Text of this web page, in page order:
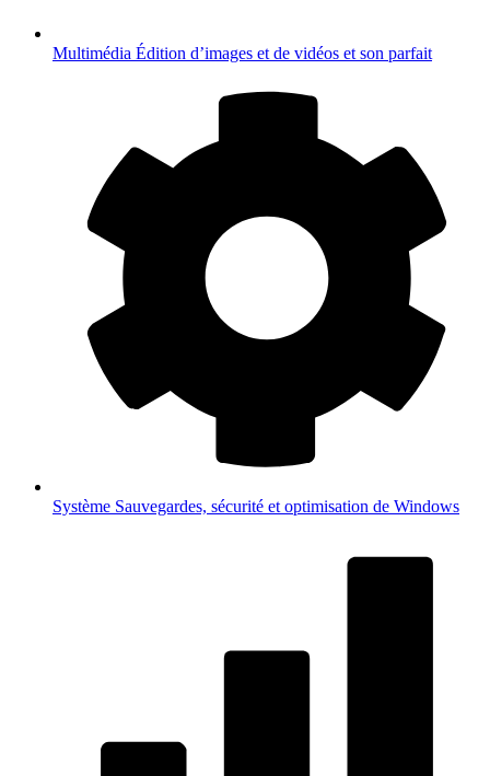
Multimédia Édition d’images et de vidéos et son parfait
Système Sauvegardes, sécurité et optimisation de Windows